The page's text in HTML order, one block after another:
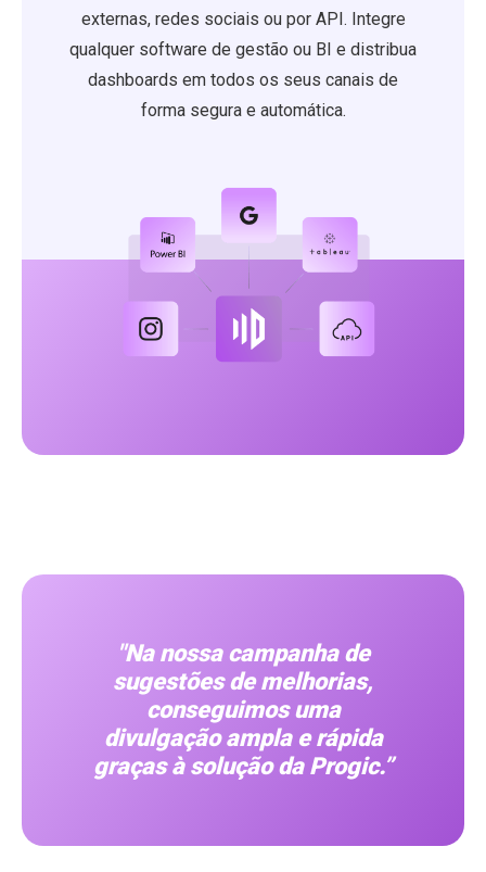
externas, redes sociais ou por API. Integre
qualquer software de gestão ou BI e distribua
dashboards em todos os seus canais de
forma segura e automática.
"Na nossa campanha de
sugestões de melhorias,
conseguimos uma
divulgação ampla e rápida
graças à solução da Progic.”